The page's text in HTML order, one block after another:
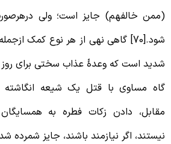
خالفهم) جایز است؛ ولی
شود.[70] گاهی نهی از هر نوع کمک
دادن زکات فطره به
اگر نیازمند باشند، جایز شمرده شده